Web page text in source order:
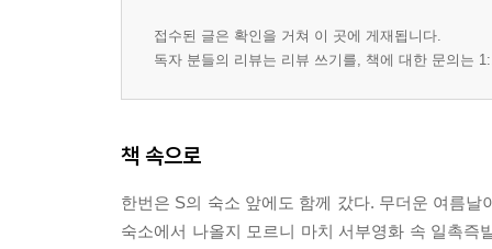
접수된 글은 확인을 거쳐 이 곳에 게재됩니다.
독자 분들의 리뷰는 리뷰 쓰기를, 책에 대한 문의는
책 속으로
한번은 S의 숙소 앞에도 함께 갔다. 무더운 여름
숙소에서 나올지 모르니 마치 서부영화 속 일촉